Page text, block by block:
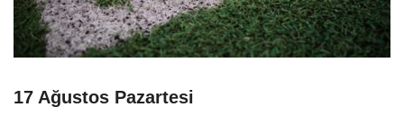
17 Ağustos Pazartesi